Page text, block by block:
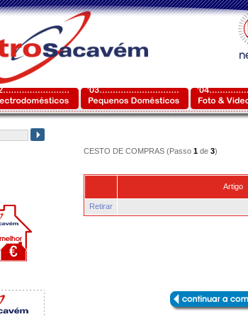
CESTO DE COMPRAS (Passo 1de 3)
Artigo
Retirar